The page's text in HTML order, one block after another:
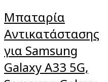
Μπαταρία
Αντικατάστασης
για Samsung
Galaxy A33 5G,